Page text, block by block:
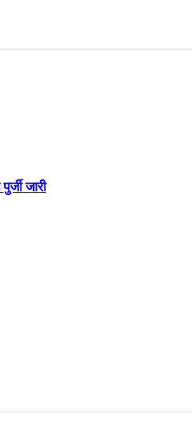
जारी